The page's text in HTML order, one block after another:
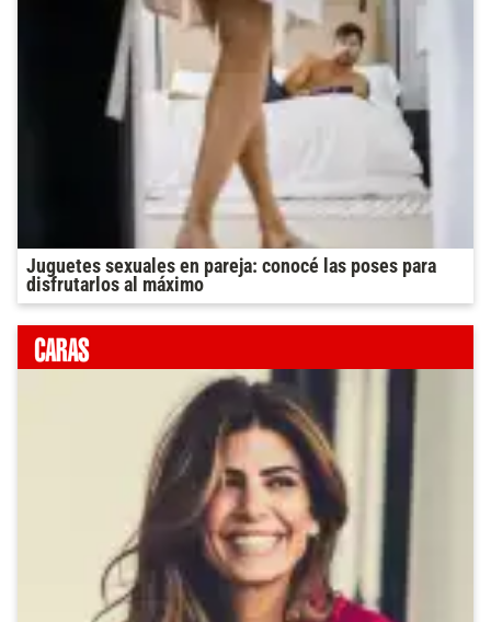
Juguetes sexuales en pareja: conocé las poses para
disfrutarlos al máximo